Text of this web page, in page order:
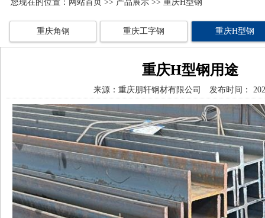
您现在的位置： 网站首页 >> 产品展示 >> 重庆H型钢
重庆角钢 重庆工字钢 重庆H型钢
重庆H型钢用途
来源： 重庆朋轩钢材有限公司 发布时间：